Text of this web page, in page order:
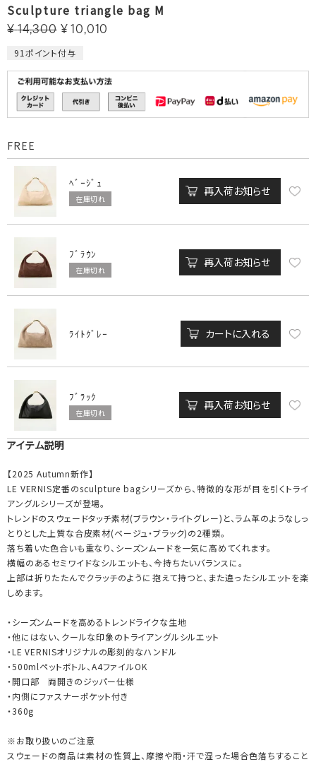
Sculpture triangle bag M
¥ 14,300 ¥ 10,010
91 ポイント付与
FREE
ﾍﾞｰｼﾞｭ
在庫切れ
再入荷お知らせ
ﾌﾞﾗｳﾝ
在庫切れ
再入荷お知らせ
ﾗｲﾄｸﾞﾚｰ カートに入れる
ﾌﾞﾗｯｸ
在庫切れ
再入荷お知らせ
アイテム説明
【2025 Autumn新作】
LE VERNIS定番のsculpture bagシリーズから、特徴的な形が目を引くトライ
アングルシリーズが登場。
トレンドのスウェードタッチ素材(ブラウン・ライトグレー)と、ラム革のようなしっ
とりとした上質な合皮素材(ベージュ・ブラック)の2種類。
落ち着いた色合いも重なり、シーズンムードを一気に高めてくれます。
横幅のあるセミワイドなシルエットも、今持ちたいバランスに。
上部は折りたたんでクラッチのように抱えて持つと、また違ったシルエットを楽
しめます。
・シーズンムードを高めるトレンドライクな生地
・他にはない、クールな印象のトライアングルシルエット
・LE VERNISオリジナルの彫刻的なハンドル
・500mlペットボトル、A4ファイルOK
・開口部 両開きのジッパー仕様
・内側にファスナーポケット付き
・360g
※お取り扱いのご注意
スウェードの商品は素材の性質上、摩擦や雨・汗で湿った場合色落ちすること